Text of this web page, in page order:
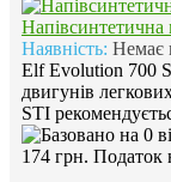
Наявність: Немає
Elf Evolution 700
двигунів
STI
174 грн. Податок